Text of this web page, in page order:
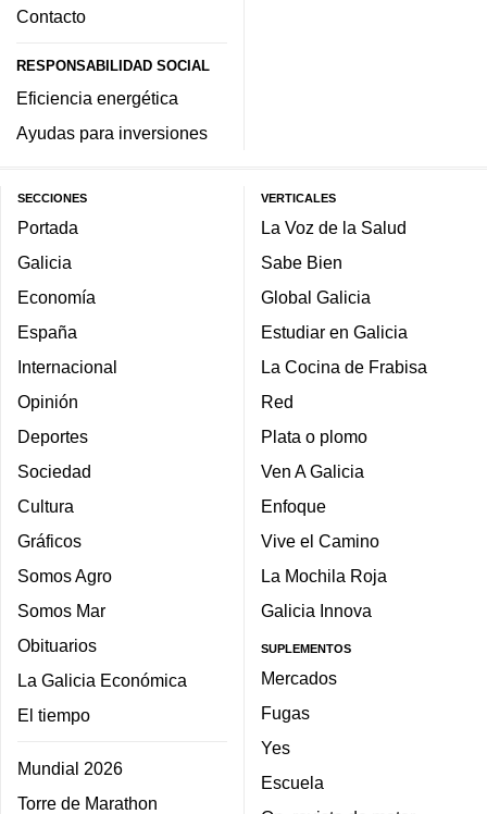
Contacto
RESPONSABILIDAD SOCIAL
Eficiencia energética
Ayudas para inversiones
SECCIONES
Portada
Galicia
Economía
España
Internacional
Opinión
Deportes
Sociedad
Cultura
Gráficos
Somos Agro
Somos Mar
Obituarios
La Galicia Económica
El tiempo
Mundial 2026
Torre de Marathon
VERTICALES
La Voz de la Salud
Sabe Bien
Global Galicia
Estudiar en Galicia
La Cocina de Frabisa
Red
Plata o plomo
Ven A Galicia
Enfoque
Vive el Camino
La Mochila Roja
Galicia Innova
SUPLEMENTOS
Mercados
Fugas
Yes
Escuela